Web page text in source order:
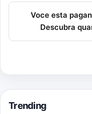
Voce esta
Descubra
Trending